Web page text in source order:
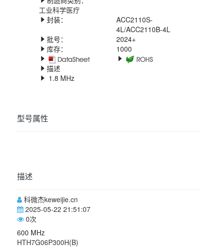
工业科学医疗
封装：
ACC2110S-
4L/ACC2110B-4L
批号：
2024+
库存：
1000
描述
1.8 MHz
型号属性
描述
科微杰keweijie.cn
2025-05-22 21:51:07
0次
600 MHz
HTH7G06P300H(B)